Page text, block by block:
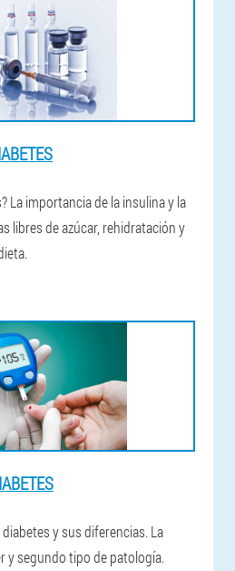
La importancia de la insulina y la
libres de azúcar, rehidratación y
y sus diferencias. La
y segundo tipo de patología.